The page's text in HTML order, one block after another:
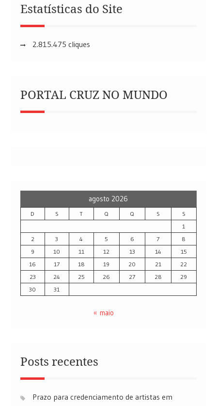
Estatísticas do Site
2.815.475 cliques
PORTAL CRUZ NO MUNDO
agosto 2026
D S T Q Q S
S
1
2
3 4 5 6 7
8
9
10 11 12 13 14
15
16
17 18 19 20 21
22
23
24 25 26 27 28
29
30
31
« maio
Posts recentes
Prazo para credenciamento de artistas em